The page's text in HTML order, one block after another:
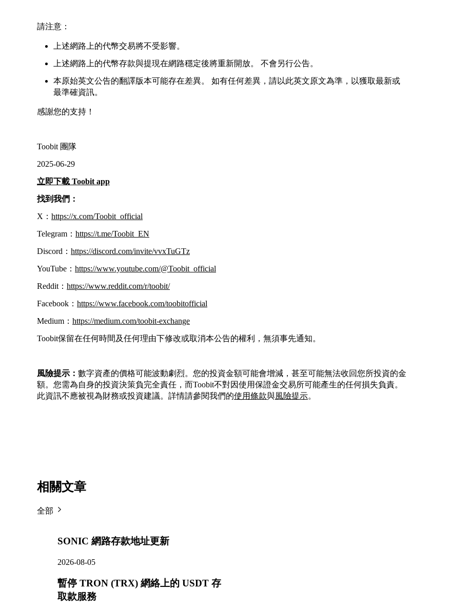
請注意：
上述網路上的代幣交易將不受影響。
上述網路上的代幣存款與提現在網路穩定後將重新開放。 不會另行公告。
本原始英文公告的翻譯版本可能存在差異。 如有任何差異，請以此英文原文為準，以獲取最新或
最準確資訊。
感謝您的支持！
Toobit 團隊
2025-06-29
立即下載 Toobit app
找到我們：
X： https://x.com/Toobit_official
Telegram： https://t.me/Toobit_EN
Discord： https://discord.com/invite/vvxTuGTz
YouTube： https://www.youtube.com/@Toobit_official
Reddit： https://www.reddit.com/r/toobit/
Facebook： https://www.facebook.com/toobitofficial
Medium： https://medium.com/toobit-exchange
Toobit保留在任何時間及任何理由下修改或取消本公告的權利，無須事先通知。
風險提示： 數字資產的價格可能波動劇烈。您的投資金額可能會增減，甚至可能無法收回您所投資的金
額。您需為自身的投資決策負完全責任，而Toobit不對因使用保證金交易所可能產生的任何損失負責。
此資訊不應被視為財務或投資建議。詳情請參閱我們的使用條款與風險提示。
相關文章
全部
SONIC 網路存款地址更新
2026-08-05
暫停 TRON (TRX) 網絡上的 USDT 存
取款服務